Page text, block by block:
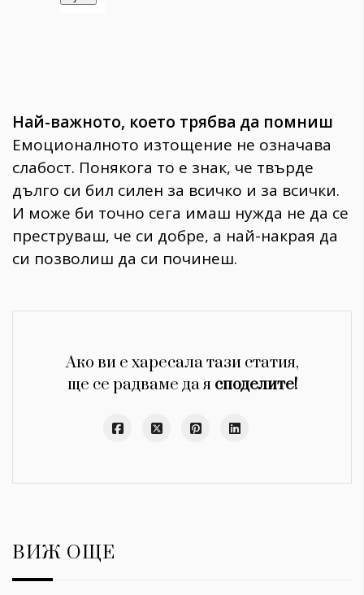
Най-важното, което трябва да помниш
Емоционалното изтощение не означава
слабост. Понякога то е знак, че твърде
дълго си бил силен за всичко и за всички.
И може би точно сега имаш нужда не да се
преструваш, че си добре, а най-накрая да
си позволиш да си починеш.
Ако ви е харесала тази статия,
ще се радваме да я споделите!
ВИЖ ОЩЕ